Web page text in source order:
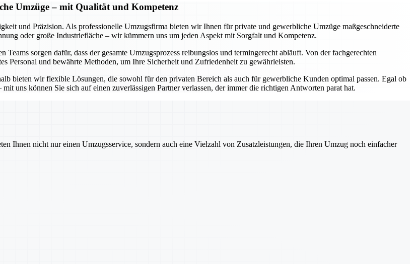
Umzüge – mit Qualität und Kompetenz
und Präzision. Als professionelle Umzugsfirma bieten wir Ihnen für private und gewerbliche Umzüge maßgeschneiderte
oder große Industriefläche – wir kümmern uns um jeden Aspekt mit Sorgfalt und Kompetenz.
sorgen dafür, dass der gesamte Umzugsprozess reibungslos und termingerecht abläuft. Von der fachgerechten
Personal und bewährte Methoden, um Ihre Sicherheit und Zufriedenheit zu gewährleisten.
bieten wir flexible Lösungen, die sowohl für den privaten Bereich als auch für gewerbliche Kunden optimal passen. Egal ob
uns können Sie sich auf einen zuverlässigen Partner verlassen, der immer die richtigen Antworten parat hat.
Ihnen nicht nur einen Umzugsservice, sondern auch eine Vielzahl von Zusatzleistungen, die Ihren Umzug noch einfacher